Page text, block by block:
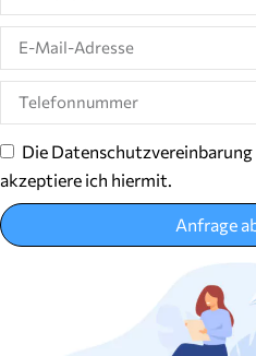
Die
akzeptiere ich hiermit.
Anfrage